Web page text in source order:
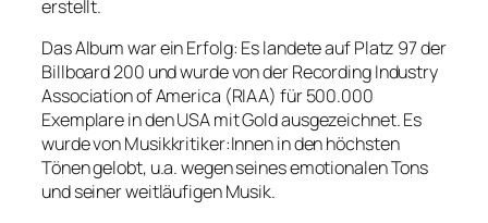
erstellt.
Das Album war ein Erfolg: Es landete auf Platz 97 der
Billboard 200 und wurde von der Recording Industry
Association of America (RIAA) für 500.000
Exemplare in den USA mit Gold ausgezeichnet. Es
wurde von Musikkritiker:Innen in den höchsten
Tönen gelobt, u.a. wegen seines emotionalen Tons
und seiner weitläufigen Musik.